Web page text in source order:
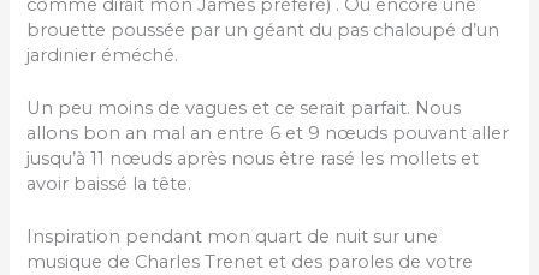
comme dirait mon James préféré) . Ou encore une
brouette poussée par un géant du pas chaloupé d’un
jardinier éméché.
Un peu moins de vagues et ce serait parfait. Nous
allons bon an mal an entre 6 et 9 nœuds pouvant aller
jusqu’à 11 nœuds après nous être rasé les mollets et
avoir baissé la tête.
Inspiration pendant mon quart de nuit sur une
musique de Charles Trenet et des paroles de votre